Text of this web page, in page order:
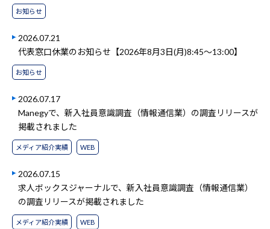
お知らせ
2026.07.21
代表窓口休業のお知らせ【2026年8月3日(月)8:45～13:00】
お知らせ
2026.07.17
Manegyで、新入社員意識調査（情報通信業）の調査リリースが
掲載されました
メディア紹介実績 WEB
2026.07.15
求人ボックスジャーナルで、新入社員意識調査（情報通信業）
の調査リリースが掲載されました
メディア紹介実績 WEB